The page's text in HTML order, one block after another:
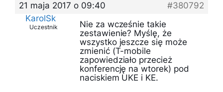
21 maja 2017 o 09:40
#380792
KarolSk
Uczestnik
Nie za wcześnie takie
zestawienie? Myślę, że
wszystko jeszcze się może
zmienić (T-mobile
zapowiedziało przecież
konferencję na wtorek) pod
naciskiem UKE i KE.